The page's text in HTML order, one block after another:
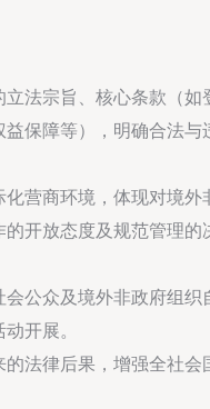
立法宗旨、核心条款（如
保障等），明确合法与
化营商环境，体现对境外
开放态度及规范管理的
会公众及境外非政府组织
开展。
的法律后果，增强全社会